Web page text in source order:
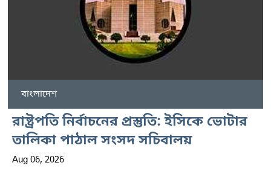
বাংলাদেশ
রাষ্ট্রপতি নির্বাচনের প্রস্তুতি: ইসিকে ভোটার
তালিকা পাঠাল সংসদ সচিবালয়
Aug 06, 2026